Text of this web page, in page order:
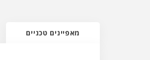
מאפיינים טכניים